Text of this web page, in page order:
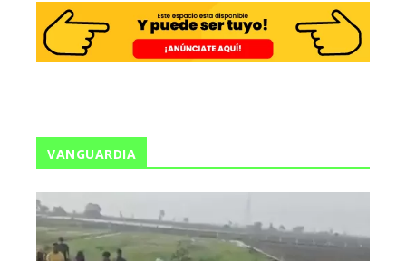
VANGUARDIA